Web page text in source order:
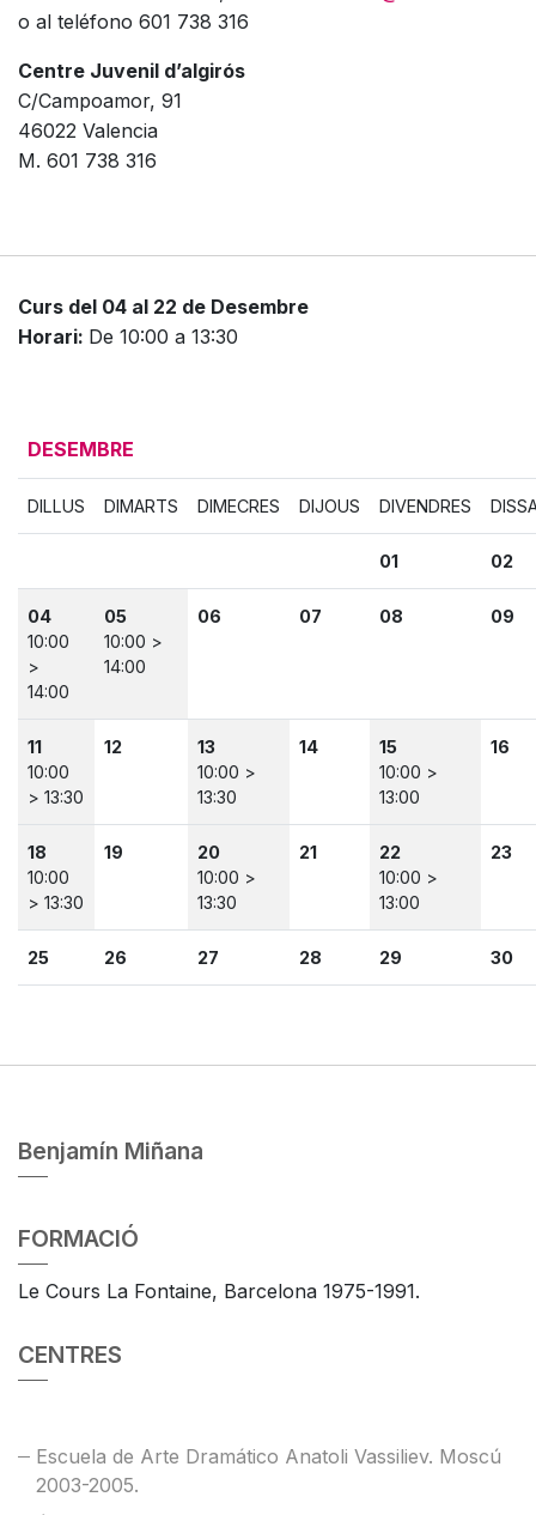
o al teléfono 601 738 316
Centre Juvenil d’algirós
C/Campoamor, 91
46022 Valencia
M. 601 738 316
Curs del 04 al 22 de Desembre
Horari: De 10:00 a 13:30
DESEMBRE
DILLUS DIMARTS DIMECRES DIJOUS DIVENDRES
01 02
04
10:00
>
14:00
05
10:00 >
14:00
06 07 08 09
11
10:00
> 13:30
12
13
10:00 >
13:30
14
15
10:00 >
13:00
16
18
10:00
> 13:30
19
20
10:00 >
13:30
21
22
10:00 >
13:00
23
25 26 27 28 29 30
Benjamín Miñana
FORMACIÓ
Le Cours La Fontaine, Barcelona 1975-1991.
CENTRES
Escuela de Arte Dramático Anatoli Vassiliev. Moscú
2003-2005.